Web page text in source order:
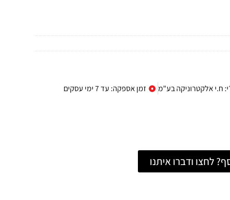
ח.י אלקטרוניקה בע"מ זמן אספקה: עד 7 ימי עסקים
לחצו ודברו איתנו